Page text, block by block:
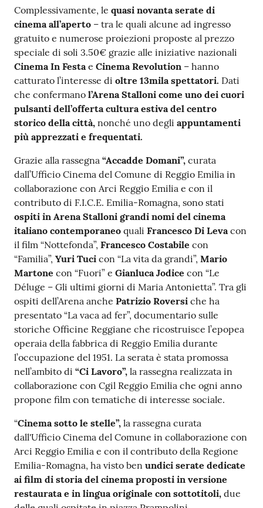
Complessivamente, le quasi novanta serate di
cinema all’aperto – tra le quali alcune ad ingresso
gratuito e numerose proiezioni proposte al prezzo
speciale di soli 3.50€ grazie alle iniziative nazionali
Cinema In Festa e Cinema Revolution – hanno
catturato l’interesse di oltre 13mila spettatori. Dati
che confermano l’Arena Stalloni come uno dei cuori
pulsanti dell’offerta cultura estiva del centro
storico della città, nonché uno degli appuntamenti
più apprezzati e frequentati.
Grazie alla rassegna “Accadde Domani”, curata
dall’Ufficio Cinema del Comune di Reggio Emilia in
collaborazione con Arci Reggio Emilia e con il
contributo di F.I.C.E. Emilia-Romagna, sono stati
ospiti in Arena Stalloni grandi nomi del cinema
italiano contemporaneo quali Francesco Di Leva con
il film “Nottefonda”, Francesco Costabile con
“Familia”, Yuri Tuci con “La vita da grandi”, Mario
Martone con “Fuori” e Gianluca Jodice con “Le
Déluge – Gli ultimi giorni di Maria Antonietta”. Tra gli
ospiti dell’Arena anche Patrizio Roversi che ha
presentato “La vaca ad fer”, documentario sulle
storiche Officine Reggiane che ricostruisce l’epopea
operaia della fabbrica di Reggio Emilia durante
l’occupazione del 1951. La serata è stata promossa
nell’ambito di “Ci Lavoro”, la rassegna realizzata in
collaborazione con Cgil Reggio Emilia che ogni anno
propone film con tematiche di interesse sociale.
“Cinema sotto le stelle”, la rassegna curata
dall'Ufficio Cinema del Comune in collaborazione con
Arci Reggio Emilia e con il contributo della Regione
Emilia-Romagna, ha visto ben undici serate dedicate
ai film di storia del cinema proposti in versione
restaurata e in lingua originale con sottotitoli, due